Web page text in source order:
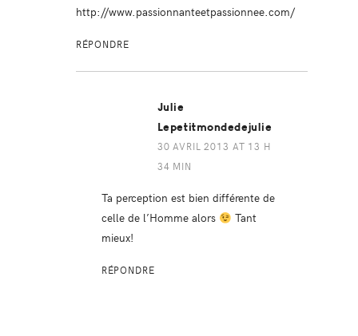
http://www.passionnanteetpassionnee.com/
RÉPONDRE
Julie
Lepetitmondedejulie
30 AVRIL 2013 AT 13 H
34 MIN
Ta perception est bien différente de
celle de l’Homme alors
Tant
mieux!
RÉPONDRE